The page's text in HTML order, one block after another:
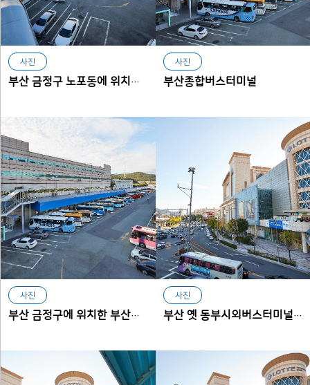
사진
부산 금정구 노포동에 위치한 부산종합터미널
사진
부산종합버스터미널
사진
부산 금정구에 위치한 부산종합터미널
사진
부산 옛 동부시외버스터미널 자리